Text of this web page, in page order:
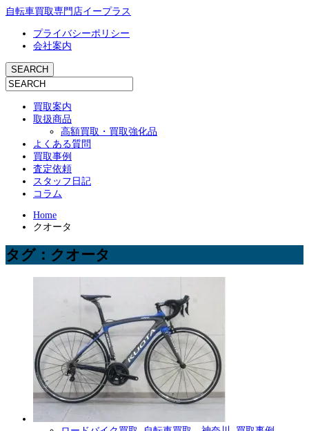
自転車買取専門店イープラス
プライバシーポリシー
会社案内
買取案内
取扱商品
高額買取・買取強化品
よくある質問
買取事例
査定依頼
スタッフ日記
コラム
Home
クオータ
タグ：クオータ